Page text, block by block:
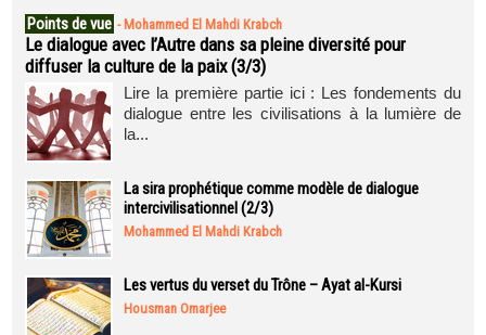
Points de vue - Mohammed El Mahdi Krabch
Le dialogue avec l’Autre dans sa pleine diversité pour
diffuser la culture de la paix (3/3)
Lire la première partie ici : Les fondements du
dialogue entre les civilisations à la lumière de
la...
La sira prophétique comme modèle de dialogue
intercivilisationnel (2/3)
Mohammed El Mahdi Krabch
Les vertus du verset du Trône – Ayat al-Kursi
Housman Omarjee